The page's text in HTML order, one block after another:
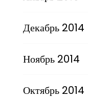
Декабрь 2014
Ноябрь 2014
Октябрь 2014